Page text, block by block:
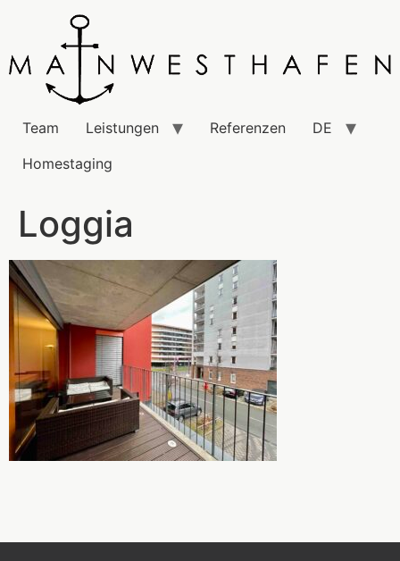
Team Leistungen Referenzen
DE
Homestaging
Loggia